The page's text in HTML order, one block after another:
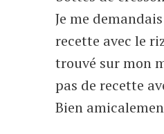
Je me
recette avec le
trouvé sur mon
pas de recette
Bien